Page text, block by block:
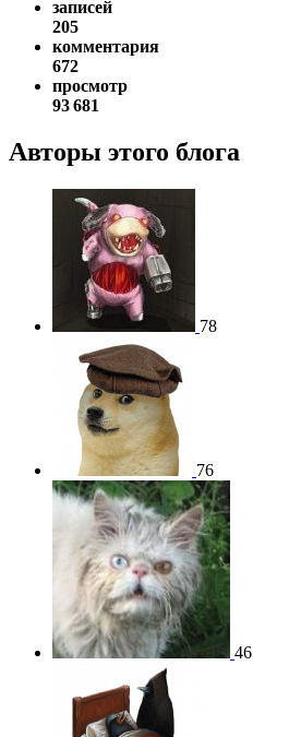
записей
205
комментария
672
просмотр
93 681
Авторы этого блога
78
76
46